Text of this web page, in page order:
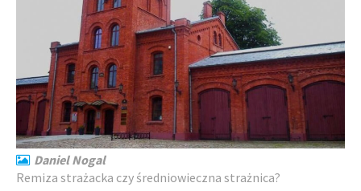
Daniel Nogal
Remiza strażacka czy średniowieczna strażnica?